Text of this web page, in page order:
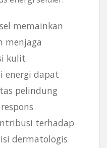
memainkan
menjaga
kulit.
energi dapat
pelindung
terhadap
dermatologis